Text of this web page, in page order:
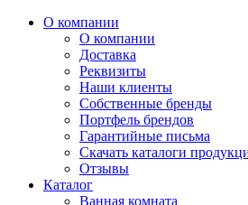
О компании
О компании
Доставка
Реквизиты
Наши клиенты
Собственные бренды
Портфель брендов
Гарантийные письма
Скачать каталоги
Отзывы
Каталог
Ванная комната